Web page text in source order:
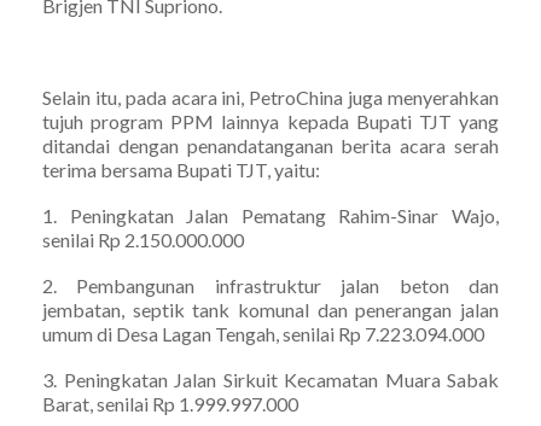
Brigjen TNI Supriono.
Selain itu, pada acara ini, PetroChina juga menyerahkan
tujuh program PPM lainnya kepada Bupati TJT yang
ditandai dengan penandatanganan berita acara serah
terima bersama Bupati TJT, yaitu:
1. Peningkatan Jalan Pematang Rahim-Sinar Wajo,
senilai Rp 2.150.000.000
2. Pembangunan infrastruktur jalan beton dan
jembatan, septik tank komunal dan penerangan jalan
umum di Desa Lagan Tengah, senilai Rp 7.223.094.000
3. Peningkatan Jalan Sirkuit Kecamatan Muara Sabak
Barat, senilai Rp 1.999.997.000